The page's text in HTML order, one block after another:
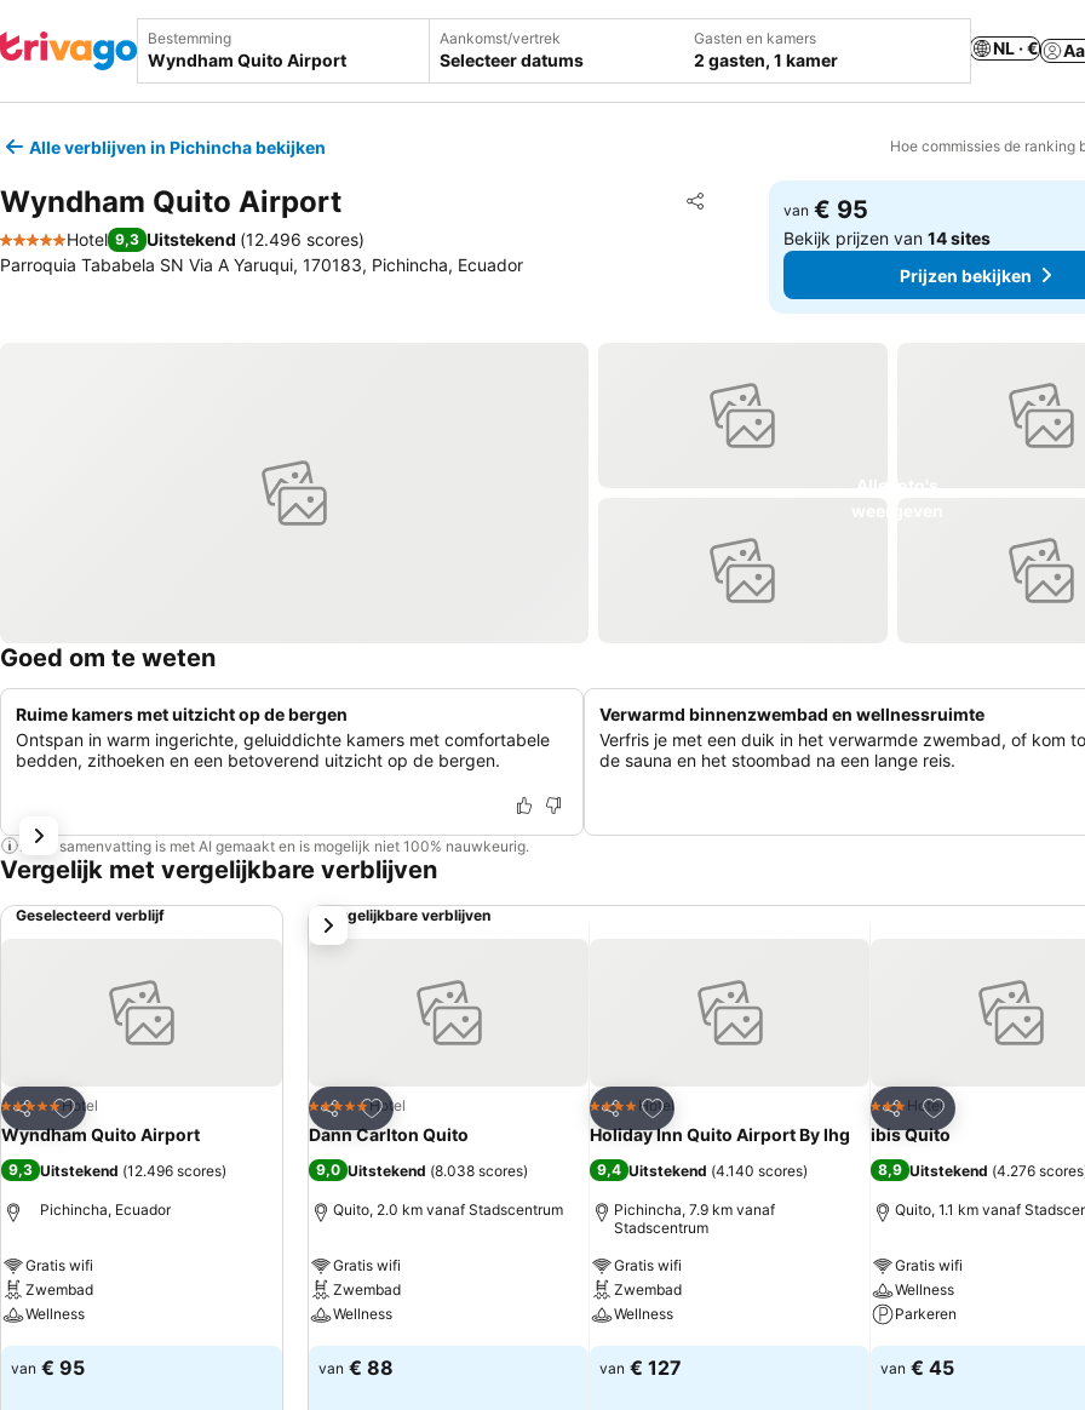
Bestemming Aankomst/vertrek
Selecteer datums
Gasten en kamers
2 gasten, 1 kamer
NL · €
Alle verblijven in Pichincha bekijken Hoe commissies de ranking
Wyndham Quito Airport Delen
Toevoegen aan favorieten
5 Sterren
Hotel 9,3 Uitstekend (12.496 scores)
Parroquia Tababela SN Via A Yaruqui, 170183, Pichincha, Ecuador
van € 95
Bekijk prijzen van14 sites
Prijzen bekijken
Goed om te weten
Ruime kamers met uitzicht op de bergen
Ontspan in warm ingerichte, geluiddichte kamers met comfortabele
bedden, zithoeken en een betoverend uitzicht op de bergen.
Verwarmd binnenzwembad en wellnessruimte
Verfris je met een duik in het verwarmde zwembad, of kom
de sauna en het stoombad na een lange reis.
Deze samenvatting is met AI gemaakt en is mogelijk niet 100% nauwkeurig.
Vergelijk met vergelijkbare verblijven
Geselecteerd verblijf
Delen
Toevoegen aan favorieten
5 SterrenHotel
Wyndham Quito Airport
9,3 Uitstekend (12.496 scores)
Pichincha, Ecuador
Gratis wifi
Zwembad
Wellness
Prijzen bekijken
van € 95
Vergelijkbare verblijven
Delen
Toevoegen aan favorieten
5 SterrenHotel
Dann Carlton Quito
9,0 Uitstekend (8.038 scores)
Quito, 2.0 km vanaf Stadscentrum
Gratis wifi
Zwembad
Wellness
Prijzen bekijken
van € 88
Delen
Toevoegen aan favorieten
4 SterrenHotel
Holiday Inn Quito Airport By Ihg
9,4 Uitstekend (4.140 scores)
Pichincha, 7.9 km vanaf
Stadscentrum
Gratis wifi
Zwembad
Wellness
Prijzen bekijken
van € 127
Delen
Toevoegen aan
3 Sterren
Hotel
ibis Quito
8,9 Uitstekend (4.276 scores
Quito, 1.1 km vanaf
Gratis wifi
Wellness
Parkeren
Prijzen bekijken
van € 45
volgende